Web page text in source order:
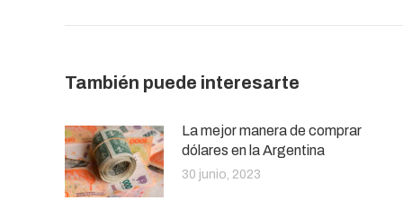
También puede interesarte
La mejor manera de comprar
dólares en la Argentina
30 junio, 2023